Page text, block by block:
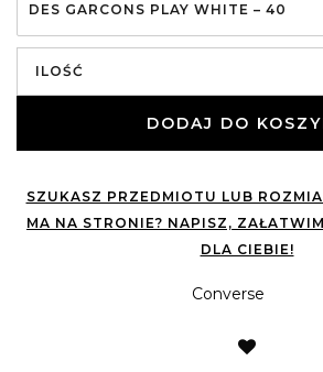
DES GARCONS PLAY WHITE – 40
ILOŚĆ
DODAJ DO
SZUKASZ PRZEDMIOTU LUB
MA NA STRONIE? NAPISZ,
DLA CIEBIE!
Converse